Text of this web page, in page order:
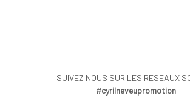
SUIVEZ NOUS SUR LES RESEAUX
#cyrilneveupromotion